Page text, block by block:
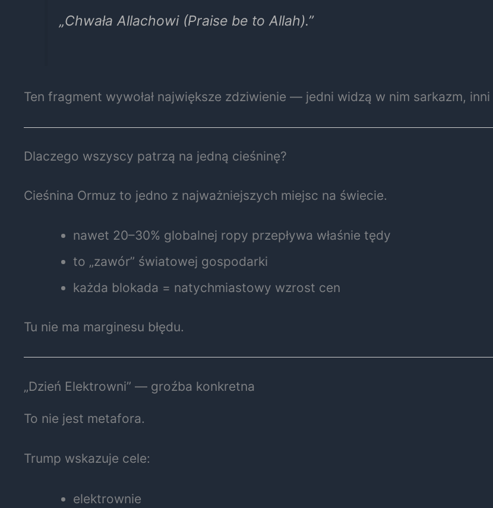
„Chwała Allachowi (Praise be to Allah).”
Ten fragment wywołał największe zdziwienie — jedni widzą w nim sarkazm,
Dlaczego wszyscy patrzą na jedną cieśninę?
Cieśnina Ormuz to jedno z najważniejszych miejsc na świecie.
nawet 20–30% globalnej ropy przepływa właśnie tędy
to „zawór” światowej gospodarki
każda blokada = natychmiastowy wzrost cen
Tu nie ma marginesu błędu.
„Dzień Elektrowni” — groźba konkretna
To nie jest metafora.
Trump wskazuje cele:
elektrownie